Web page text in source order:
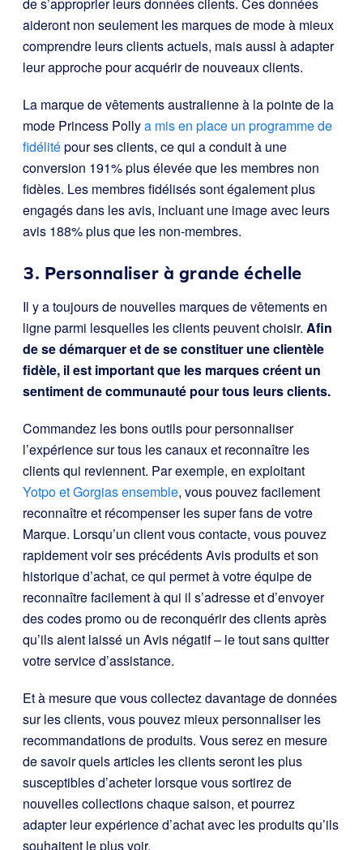
aideront non seulement les marques de mode à mieux
comprendre leurs clients actuels, mais aussi à adapter
leur approche pour acquérir de nouveaux clients.
La marque de vêtements australienne à la pointe de la
mode Princess Pollya mis en place un programme de
fidélitépour ses clients, ce qui a conduit à une
conversion 191% plus élevée que les membres non
fidèles. Les membres fidélisés sont également plus
engagés dans les avis, incluant une image avec leurs
avis 188% plus que les non-membres.
3. Personnaliser à grande échelle
Il y a toujours de nouvelles marques de vêtements en
ligne parmi lesquelles les clients peuvent choisir. Afin
de se démarquer et de se constituer une clientèle
fidèle, il est important que les marques créent un
sentiment de communauté pour tous leurs clients.
Commandez les bons outils pour personnaliser
l’expérience sur tous les canaux et reconnaître les
clients qui reviennent. Par exemple, en exploitant
Yotpo et Gorgias ensemble, vous pouvez facilement
reconnaître et récompenser les super fans de votre
Marque. Lorsqu’un client vous contacte, vous pouvez
rapidement voir ses précédents Avis produits et son
historique d’achat, ce qui permet à votre équipe de
reconnaître facilement à qui il s’adresse et d’envoyer
des codes promo ou de reconquérir des clients après
qu’ils aient laissé un Avis négatif – le tout sans quitter
votre service d’assistance.
Et à mesure que vous collectez davantage de données
sur les clients, vous pouvez mieux personnaliser les
recommandations de produits. Vous serez en mesure
de savoir quels articles les clients seront les plus
susceptibles d’acheter lorsque vous sortirez de
nouvelles collections chaque saison, et pourrez
adapter leur expérience d’achat avec les produits qu’ils
souhaitent le plus voir.